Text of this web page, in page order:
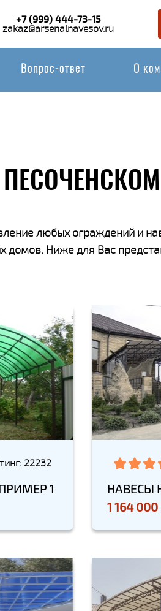
+7 (999) 444-73-15
zakaz@arsenalnavesov.ru
Вопрос-ответ О
любых ограждений и
домов. Ниже для Вас
22232
1
НАВЕСЫ
1 164